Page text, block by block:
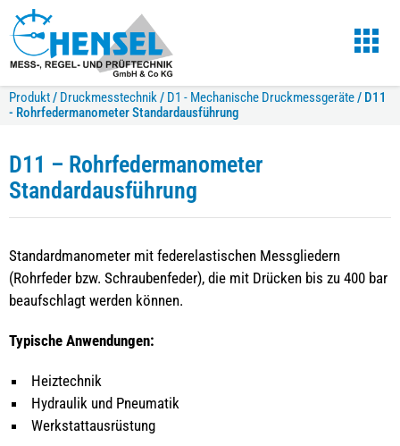
Produkt/ Druckmesstechnik/ D1 - Mechanische Druckmessgeräte/ D11
- Rohrfedermanometer Standardausführung
D11 – Rohrfedermanometer
Standardausführung
Standardmanometer mit federelastischen Messgliedern
(Rohrfeder bzw. Schraubenfeder), die mit Drücken bis zu 400 bar
beaufschlagt werden können.
Typische Anwendungen:
Heiztechnik
Hydraulik und Pneumatik
Werkstattausrüstung